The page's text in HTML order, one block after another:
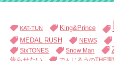
KAT-TUN King&Prince
MEDAL RUSH NEWS
SixTONES Snow Man
でんじろうのTHE実